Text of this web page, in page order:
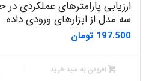
ارزیابی پارامترهای عملکردی
سه مدل از ابزارهای ورودی داده
197.500 تومان
افزودن به سبد خرید